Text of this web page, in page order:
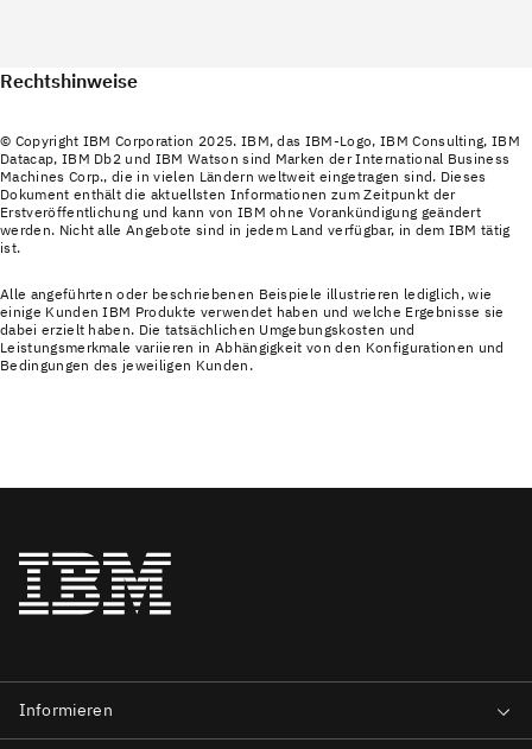
Rechtshinweise
© Copyright IBM Corporation 2025. IBM, das IBM-Logo, IBM Consulting, IBM
Datacap, IBM Db2 und IBM Watson sind Marken der International Business
Machines Corp., die in vielen Ländern weltweit eingetragen sind. Dieses
Dokument enthält die aktuellsten Informationen zum Zeitpunkt der
Erstveröffentlichung und kann von IBM ohne Vorankündigung geändert
werden. Nicht alle Angebote sind in jedem Land verfügbar, in dem IBM tätig
ist.
Alle angeführten oder beschriebenen Beispiele illustrieren lediglich, wie
einige Kunden IBM Produkte verwendet haben und welche Ergebnisse sie
dabei erzielt haben. Die tatsächlichen Umgebungskosten und
Leistungsmerkmale variieren in Abhängigkeit von den Konfigurationen und
Bedingungen des jeweiligen Kunden.